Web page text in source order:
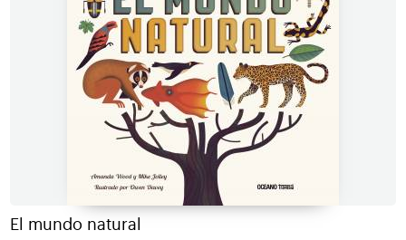
El mundo natural